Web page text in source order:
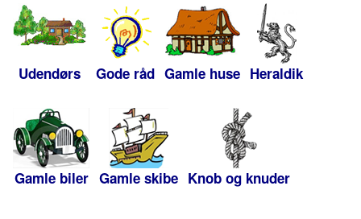
Udendørs Gode råd Gamle huse Heraldik
Gamle biler Gamle skibe Knob og knuder